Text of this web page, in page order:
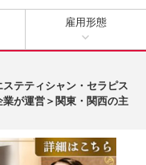
雇用形態
ステティシャン・セラピス
業が運営＞関東・関西の主